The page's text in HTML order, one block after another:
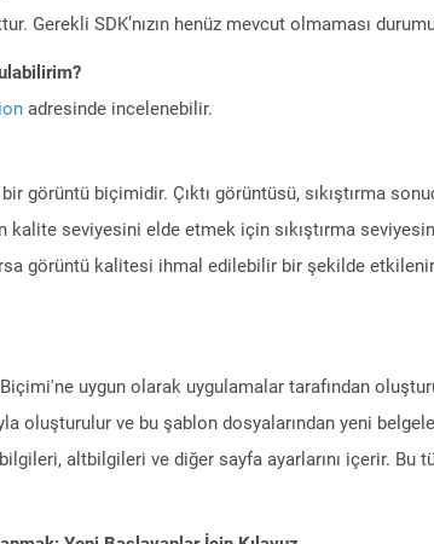
Gerekli SDK’nızın henüz mevcut olmaması
adresinde incelenebilir.
görüntü biçimidir. Çıktı görüntüsü, sıkıştırma
seviyesini elde etmek için sıkıştırma
görüntü kalitesi ihmal edilebilir bir şekilde
uygun olarak uygulamalar tarafından
oluşturulur ve bu şablon dosyalarından yeni
altbilgileri ve diğer sayfa ayarlarını içerir.